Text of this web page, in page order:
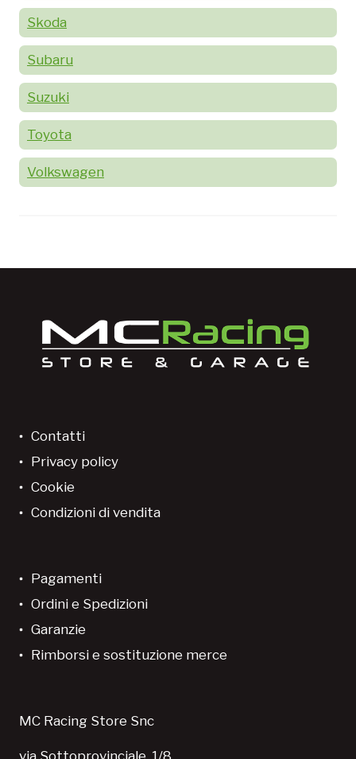
Skoda
Subaru
Suzuki
Toyota
Volkswagen
Contatti
Privacy policy
Cookie
Condizioni di vendita
Pagamenti
Ordini e Spedizioni
Garanzie
Rimborsi e sostituzione merce
MC Racing Store Snc
via Sottoprovinciale, 1/8